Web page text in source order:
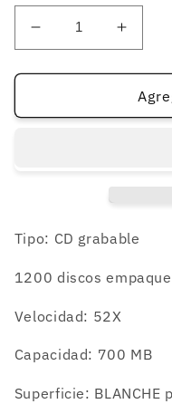
Reducir
cantidad
para
R
para
CD-
R
Tipo: CD grabable
1200 discos
Velocidad: 52X
Capacidad: 700 MB
Superficie: BLANCHE